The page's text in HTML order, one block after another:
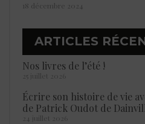
18 décembre 2024
ARTICLES
Nos livres de l’été !
25 juillet 2026
Écrire son histoire de vie
de Patrick Oudot de
24 juillet 2026